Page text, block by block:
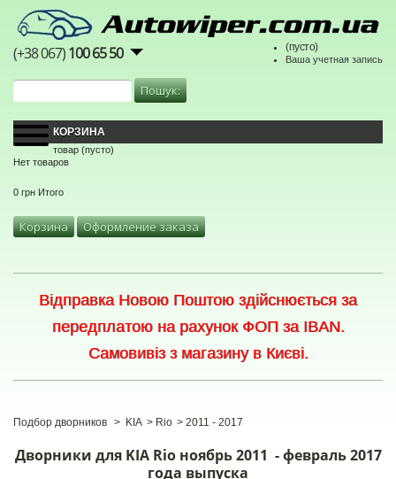
(+38 067)100 65 50 (пусто)
Ваша учетная запись
КОРЗИНА
товар (пусто)
Нет товаров
0 грн Итого
Корзина Оформление заказа
Відправка Новою Поштою здійснюється за
передплатою на рахунок ФОП за IBAN.
Самовивіз з магазину в Києві.
Подбор дворников > KIA > Rio > 2011 - 2017
Дворники для KIA Rio ноябрь 2011 - февраль 2017
года выпуска